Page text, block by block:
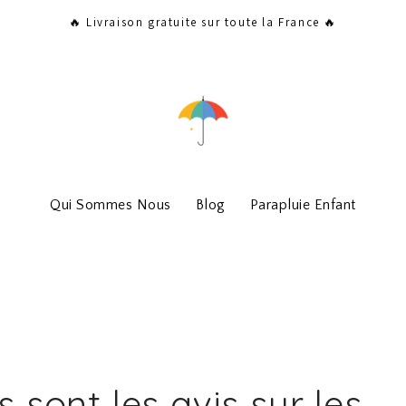
🔥 Livraison gratuite sur toute la France 🔥
Qui Sommes Nous Blog Parapluie Enfant